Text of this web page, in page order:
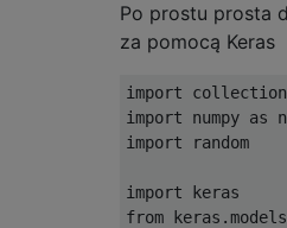
Po prostu prosta
za pomocą Keras
import
import numpy as
import random
import keras
from